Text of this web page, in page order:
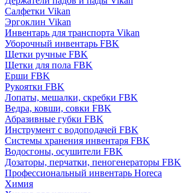
Салфетки Vikan
Эргоклин Vikan
Инвентарь для транспорта Vikan
Уборочный инвентарь FBK
Щетки ручные FBK
Щетки для пола FBK
Ерши FBK
Рукоятки FBK
Лопаты, мешалки, скребки FBK
Ведра, ковши, совки FBK
Абразивные губки FBK
Инструмент с водоподачей FBK
Системы хранения инвентаря FBK
Водосгоны, осушители FBK
Дозаторы, перчатки, пеногенераторы FBK
Профессиональный инвентарь Horeca
Химия